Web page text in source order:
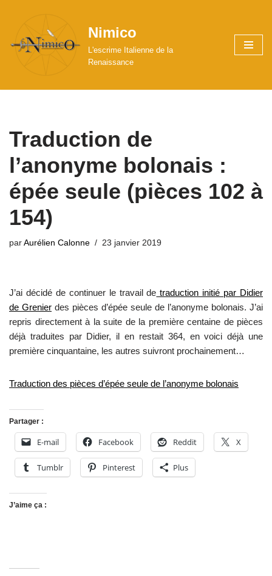
au
Nimico
L'escrime Italienne de la
Renaissance
Traduction de
l’anonyme bolonais :
épée seule (pièces 102 à
154)
par Aurélien Calonne 23 janvier 2019
J’ai décidé de continuer le travail de traduction initié par Didier
de Grenier des pièces d’épée seule de l’anonyme bolonais. J’ai
repris directement à la suite de la première centaine de pièces
déjà traduites par Didier, il en restait 364, en voici déjà une
première cinquantaine, les autres suivront prochainement…
Traduction des pièces d’épée seule de l’anonyme bolonais
Partager :
E-mail Facebook Reddit X
Tumblr Pinterest Plus
J’aime ça :